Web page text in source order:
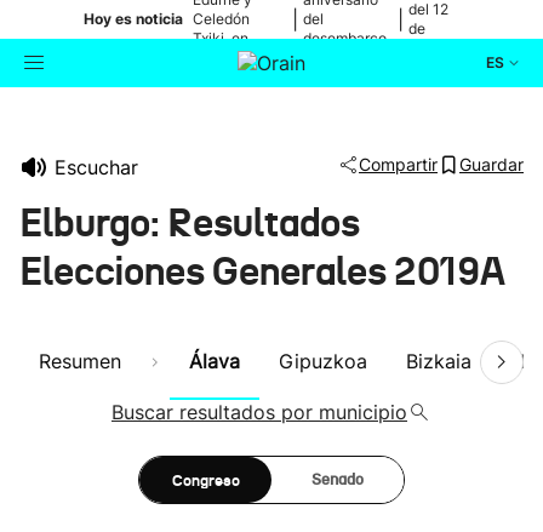
Hoy es noticia Celedón
Txiki, en
directo
del
desembarco
de Elkano
del 12
de
ES
Escuchar Compartir Guardar
Elburgo: Resultados
Elecciones Generales 2019A
Resumen Álava Gipuzkoa Bizkaia
Buscar resultados por municipio
Congreso Senado